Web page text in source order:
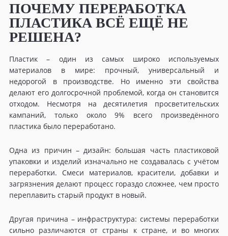
ПОЧЕМУ ПЕРЕРАБОТКА
ПЛАСТИКА ВСЁ ЕЩЁ НЕ
РЕШЕНА?
Пластик – один из самых широко используемых
материалов в мире: прочный, универсальный и
недорогой в производстве. Но именно эти свойства
делают его долгосрочной проблемой, когда он становится
отходом. Несмотря на десятилетия просветительских
кампаний, только около 9% всего произведённого
пластика было переработано.
Одна из причин – дизайн: большая часть пластиковой
упаковки и изделий изначально не создавалась с учётом
переработки. Смеси материалов, красители, добавки и
загрязнения делают процесс гораздо сложнее, чем просто
переплавить старый продукт в новый.
Другая причина – инфраструктура: системы переработки
сильно различаются от страны к стране, и во многих